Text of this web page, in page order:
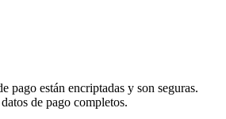
pago están encriptadas y son seguras.
de pago completos.